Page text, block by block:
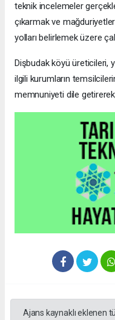
teknik incelemeler
çıkarmak ve
yolları belirlemek üzere
Dişbudak köyü üreticileri,
ilgili kurumların
memnuniyeti dile
Ajans kaynaklı eklenen